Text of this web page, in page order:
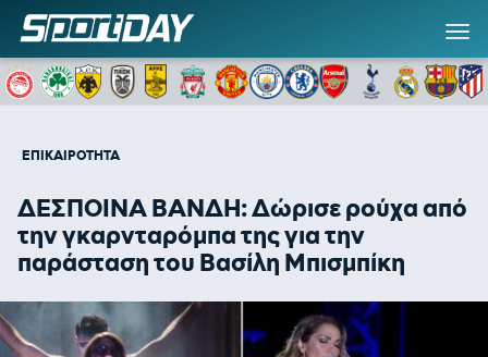
ΕΠΙΚΑΙΡΟΤΗΤΑ
ΔΕΣΠΟΙΝΑ ΒΑΝΔΗ: Δώρισε ρούχα από
την γκαρνταρόμπα της για την
παράσταση του Βασίλη Μπισμπίκη